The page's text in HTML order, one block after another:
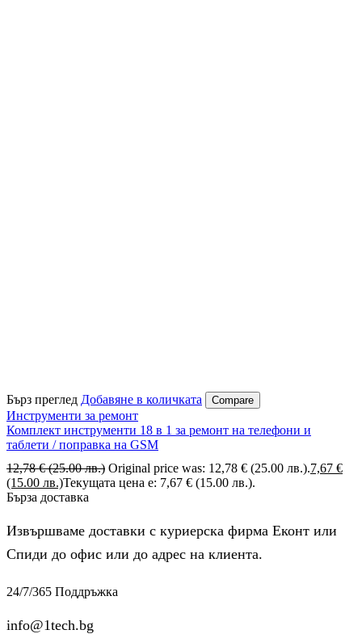
Бърз преглед Добавяне в количката Compare
Инструменти за ремонт
Комплект инструменти 18 в 1 за ремонт на телефони и
таблети / поправка на GSM
12,78€ (25.00 лв.) Original price was: 12,78 € (25.00 лв.).7,67 €
(15.00 лв.)Текущата цена е: 7,67 € (15.00 лв.).
Бърза доставка
Извършваме доставки с куриерска фирма Еконт или
Спиди до офис или до адрес на клиента.
24/7/365 Поддръжка
info@1tech.bg